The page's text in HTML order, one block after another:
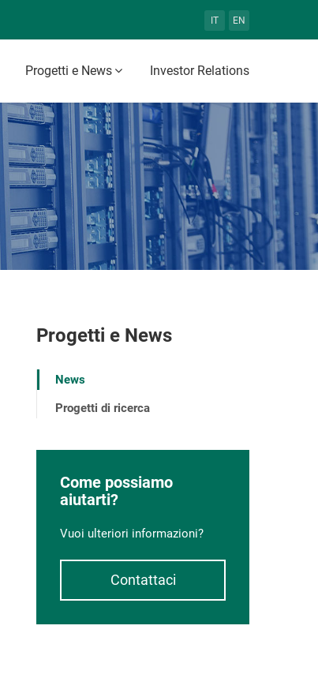
IT EN
Progetti e News Investor Relations
Progetti e News
News
Progetti di ricerca
Come possiamo
aiutarti?
Vuoi ulteriori informazioni?
Contattaci